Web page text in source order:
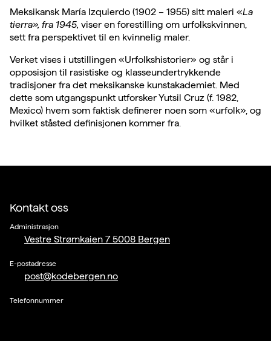
Meksikansk María Izquierdo (1902 – 1955) sitt maleri «La
tierra», fra 1945, viser en forestilling om urfolkskvinnen,
sett fra perspektivet til en kvinnelig maler.
Verket vises i utstillingen «Urfolkshistorier» og står i
opposisjon til rasistiske og klasseundertrykkende
tradisjoner fra det meksikanske kunstakademiet. Med
dette som utgangspunkt utforsker Yutsil Cruz (f. 1982,
Mexico) hvem som faktisk definerer noen som «urfolk», og
hvilket ståsted definisjonen kommer fra.
Kontakt oss
Administrasjon
Vestre Strømkaien 7 5008 Bergen
E-postadresse
post@kodebergen.no
Telefonnummer